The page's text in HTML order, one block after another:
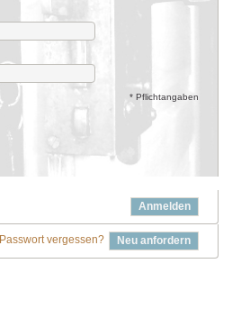
* Pflichtangaben
Anmelden
Passwort vergessen? Neu anfordern